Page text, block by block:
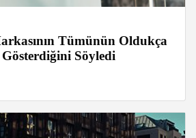
Tümünün Oldukça
Söyledi